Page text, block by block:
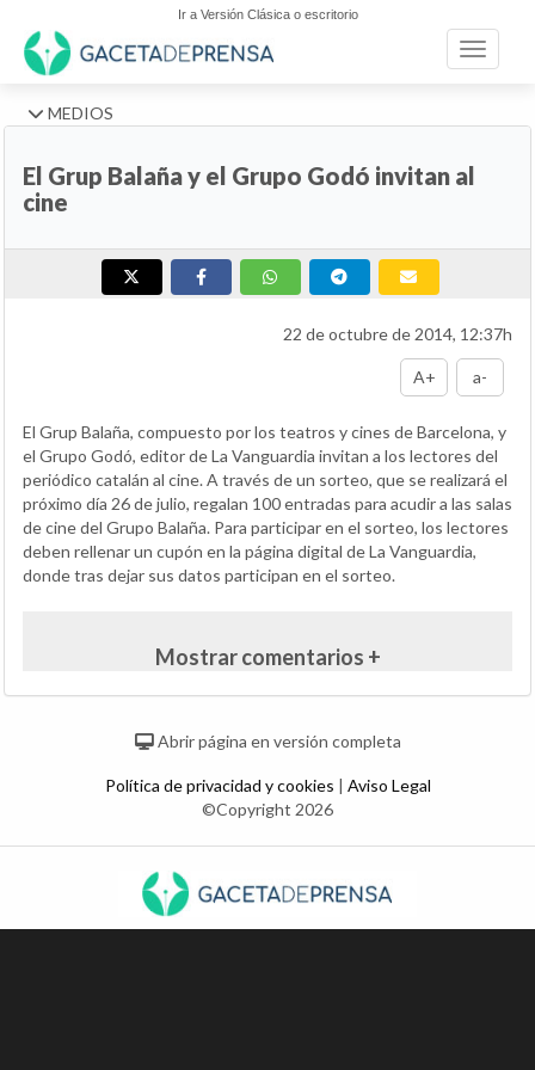
Ir a Versión Clásica o escritorio
Toggle
MEDIOS
El Grup Balaña y el Grupo Godó invitan al
cine
22 de octubre de 2014, 12:37h
A+ a-
El Grup Balaña, compuesto por los teatros y cines de Barcelona, y
el Grupo Godó, editor de La Vanguardia invitan a los lectores del
periódico catalán al cine. A través de un sorteo, que se realizará el
próximo día 26 de julio, regalan 100 entradas para acudir a las salas
de cine del Grupo Balaña. Para participar en el sorteo, los lectores
deben rellenar un cupón en la página digital de La Vanguardia,
donde tras dejar sus datos participan en el sorteo.
Mostrar comentarios +
Abrir página en versión completa
Política de privacidad y cookies | Aviso Legal
©Copyright 2026